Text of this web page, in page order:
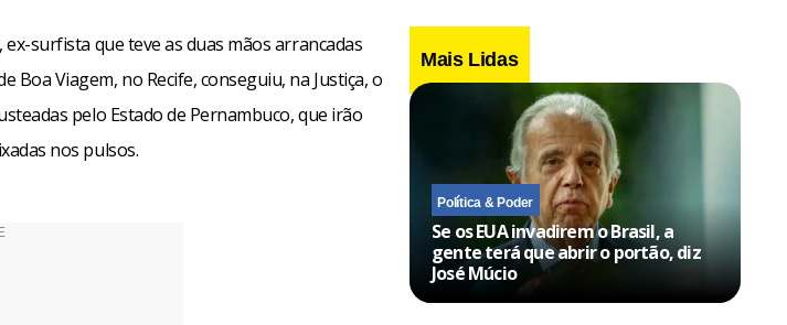
surfista que teve as duas mãos arrancadas
Boa Viagem, no Recife, conseguiu, na Justiça, o
pelo Estado de Pernambuco, que irão
nos pulsos.
Mais Lidas
Política & Poder
Se os EUA invadirem o Brasil, a
gente terá que abrir o portão, diz
José Múcio